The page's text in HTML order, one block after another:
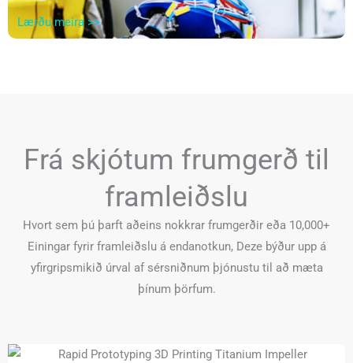
Lærðu meira >>
Frá skjótum frumgerð til
framleiðslu
Hvort sem þú þarft aðeins nokkrar frumgerðir eða 10,000+
Einingar fyrir framleiðslu á endanotkun, Deze býður upp á
yfirgripsmikið úrval af sérsniðnum þjónustu til að mæta
þínum þörfum.